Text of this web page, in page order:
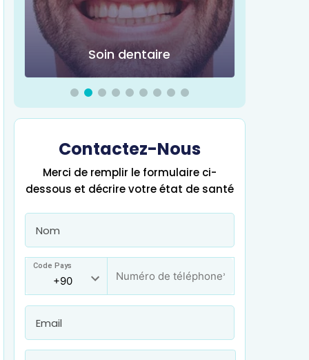
Soin dentaire
Contactez-Nous
Merci de remplir le formulaire ci-
dessous et décrire votre état de santé
Code Pays